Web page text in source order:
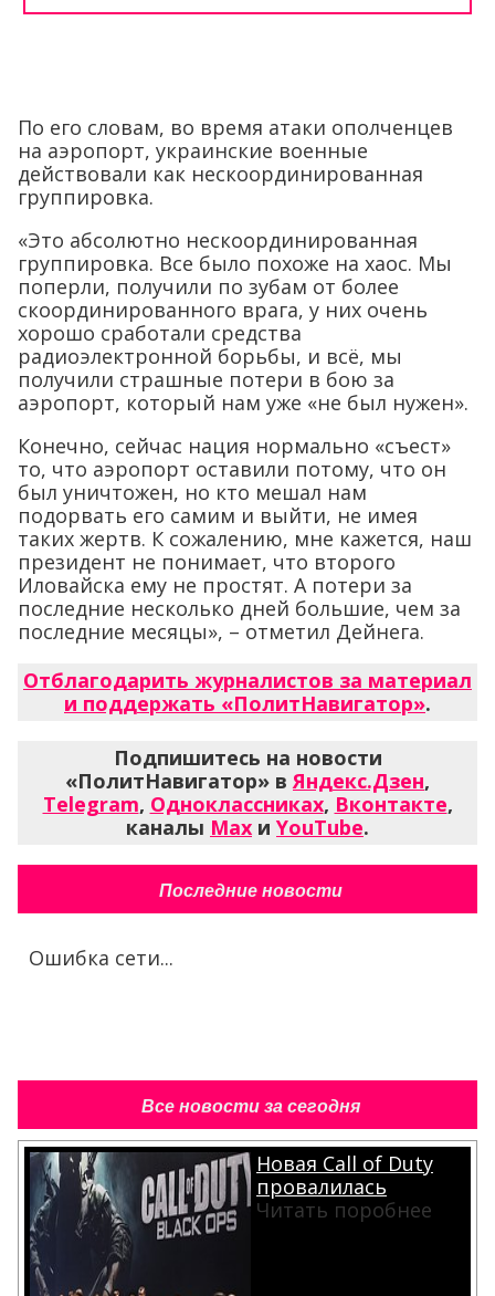
По его словам, во время атаки ополченцев
на аэропорт, украинские военные
действовали как нескоординированная
группировка.
«Это абсолютно нескоординированная
группировка. Все было похоже на хаос. Мы
поперли, получили по зубам от более
скоординированного врага, у них очень
хорошо сработали средства
радиоэлектронной борьбы, и всё, мы
получили страшные потери в бою за
аэропорт, который нам уже «не был нужен».
Конечно, сейчас нация нормально «съест»
то, что аэропорт оставили потому, что он
был уничтожен, но кто мешал нам
подорвать его самим и выйти, не имея
таких жертв. К сожалению, мне кажется, наш
президент не понимает, что второго
Иловайска ему не простят. А потери за
последние несколько дней большие, чем за
последние месяцы», – отметил Дейнега.
Отблагодарить журналистов за материал
и поддержать «ПолитНавигатор».
Подпишитесь на новости
«ПолитНавигатор» вЯндекс.Дзен,
Telegram, Одноклассниках, Вконтакте,
каналы Max и YouTube.
Последние новости
Ошибка сети...
Все новости за сегодня
Новая Call of Duty
провалилась
Читать поробнее